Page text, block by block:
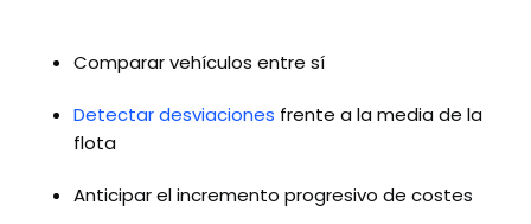
Comparar vehículos entre sí
Detectar desviaciones frente a la media de la
flota
Anticipar el incremento progresivo de costes